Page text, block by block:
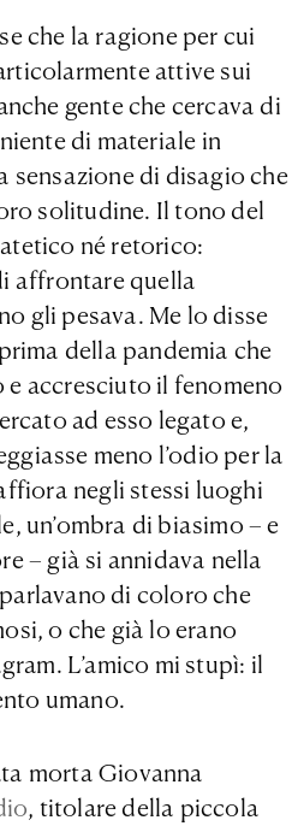
che la ragione per cui
attive sui
gente che cercava di
di materiale in
sensazione di disagio che
solitudine. Il tono del
né retorico:
affrontare quella
gli pesava. Me lo disse
della pandemia che
accresciuto il fenomeno
ad esso legato e,
meno l’odio per la
negli stessi luoghi
un’ombra di biasimo – e
– già si annidava nella
di coloro che
o che già lo erano
L’amico mi stupì: il
umano.
morta Giovanna
, titolare della piccola